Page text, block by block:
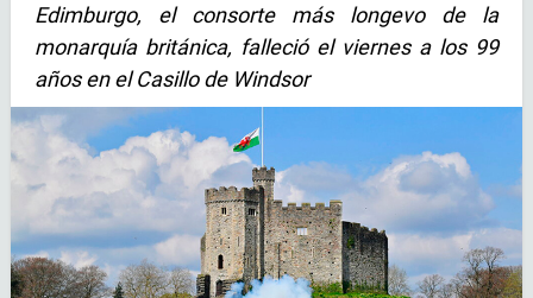
Edimburgo, el consorte más longevo de la
monarquía británica, falleció el viernes a los 99
años en el Casillo de Windsor